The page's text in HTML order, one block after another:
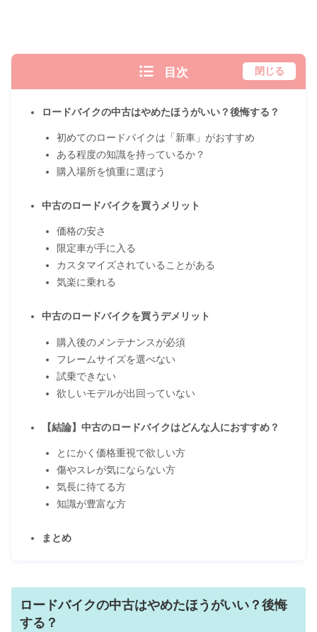
目次 閉じる
ロードバイクの中古はやめたほうがいい？後悔する？
初めてのロードバイクは「新車」がおすすめ
ある程度の知識を持っているか？
購入場所を慎重に選ぼう
中古のロードバイクを買うメリット
価格の安さ
限定車が手に入る
カスタマイズされていることがある
気楽に乗れる
中古のロードバイクを買うデメリット
購入後のメンテナンスが必須
フレームサイズを選べない
試乗できない
欲しいモデルが出回っていない
【結論】中古のロードバイクはどんな人におすすめ？
とにかく価格重視で欲しい方
傷やスレが気にならない方
気長に待てる方
知識が豊富な方
まとめ
ロードバイクの中古はやめたほうがいい？後悔
する？